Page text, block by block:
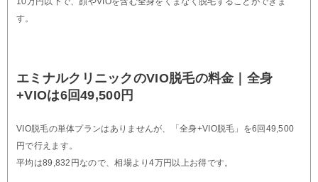
す。
エミナルクリニックのVIO脱毛の料金｜全身
+VIOは6回49,500円
VIO脱毛の単体プランはありませんが、「全身+VIO脱毛」を6回49,500
円で行えます。
平均は89,832円なので、相場より4万円以上お得です。